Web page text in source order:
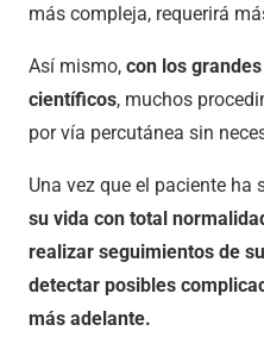
más compleja, requerirá
Así mismo, con los
científicos, muchos
por vía percutánea sin
Una vez que el paciente ha
su vida con total
realizar seguimientos de
detectar posibles
más adelante.